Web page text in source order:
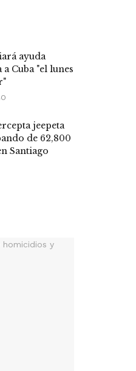
ayuda
Cuba "el lunes
jeepeta
de 62,800
Santiago